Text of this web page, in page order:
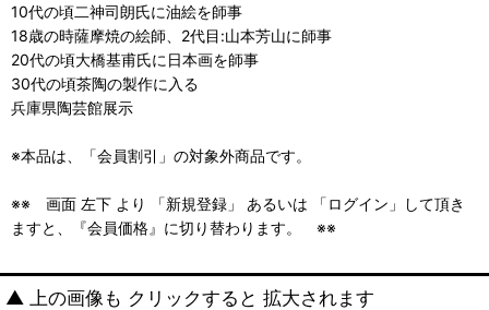
10代の頃二神司朗氏に油絵を師事
18歳の時薩摩焼の絵師、2代目:山本芳山に師事
20代の頃大橋基甫氏に日本画を師事
30代の頃茶陶の製作に入る
兵庫県陶芸館展示
※本品は、「会員割引」の対象外商品です。
※※ 画面 左下 より 「新規登録」 あるいは 「ログイン」して頂き
ますと、『会員価格』に切り替わります。 ※※
▲ 上の画像も クリックすると 拡大されます